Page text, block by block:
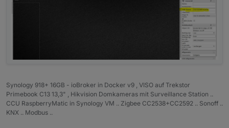
Synology 918+ 16GB - ioBroker in Docker v9 , VISO auf Trekstor
Primebook C13 13,3" , Hikvision Domkameras mit Surveillance Station ..
CCU RaspberryMatic in Synology VM .. Zigbee CC2538+CC2592 .. Sonoff ..
KNX .. Modbus ..